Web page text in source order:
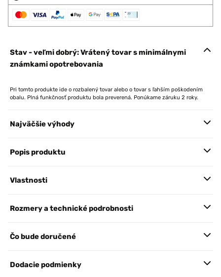
Stav - veľmi dobrý: Vrátený tovar s minimálnymi
známkami opotrebovania
Pri tomto produkte ide o rozbalený tovar alebo o tovar s ľahším poškodením
obalu. Plná funkčnosť produktu bola preverená. Ponúkame záruku 2 roky.
Najväčšie výhody
Popis produktu
Vlastnosti
Rozmery a technické podrobnosti
Čo bude doručené
Dodacie podmienky